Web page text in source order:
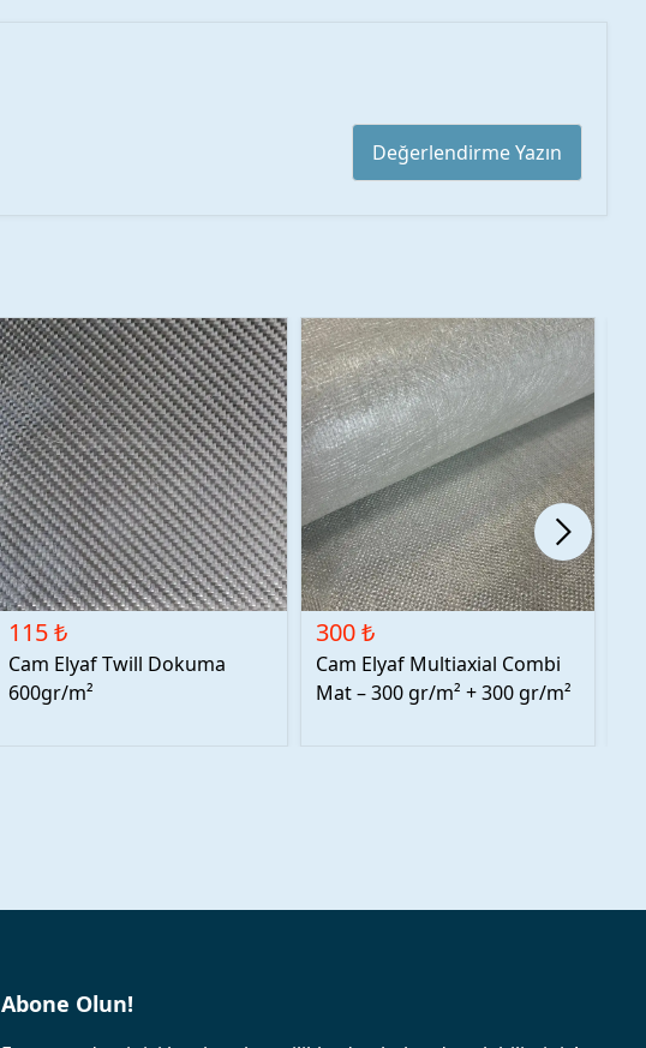
Değerlendirme Yazın
115 ₺
Cam Elyaf Twill Dokuma
600gr/m²
300 ₺
Cam Elyaf Multiaxial Combi
Mat – 300 gr/m² + 300 gr/m²
Abone Olun!